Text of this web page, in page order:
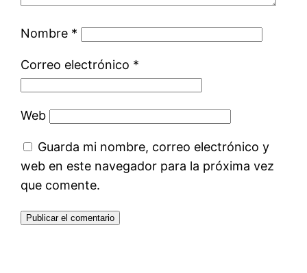
Nombre *
Correo electrónico *
Web
Guarda mi nombre, correo electrónico y
web en este navegador para la próxima vez
que comente.